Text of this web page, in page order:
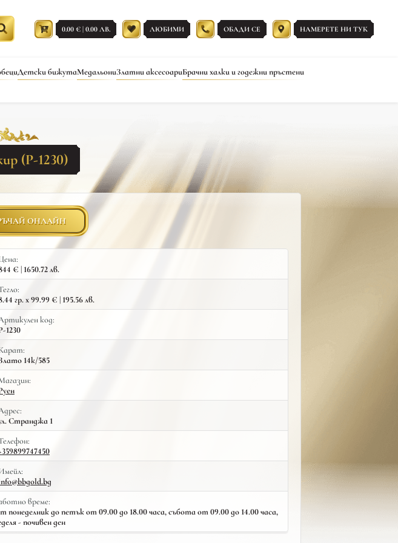
0.00 € | 0.00 ЛВ. ЛЮБИМИ ОБАДИ СЕ НАМЕРЕТЕ НИ ТУК
Детски бижутаМедальониЗлатни аксесоариБрачни халки и годежни пръстени
(Р-1230)
ОНЛАЙН
€ | 1650.72 лв.
гр. x 99.99 € | 195.56 лв.
код:
1230
14к/585
Странджа 1
време:
понеделник до петък от 09.00 до 18.00 часа, събота от 09.00 до 14.00 часа,
- почивен ден